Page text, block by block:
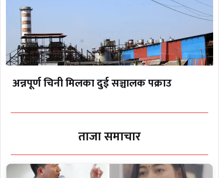
अन्नपूर्ण चिनी मिलका दुई सञ्चालक पक्राउ
ताजा समाचार